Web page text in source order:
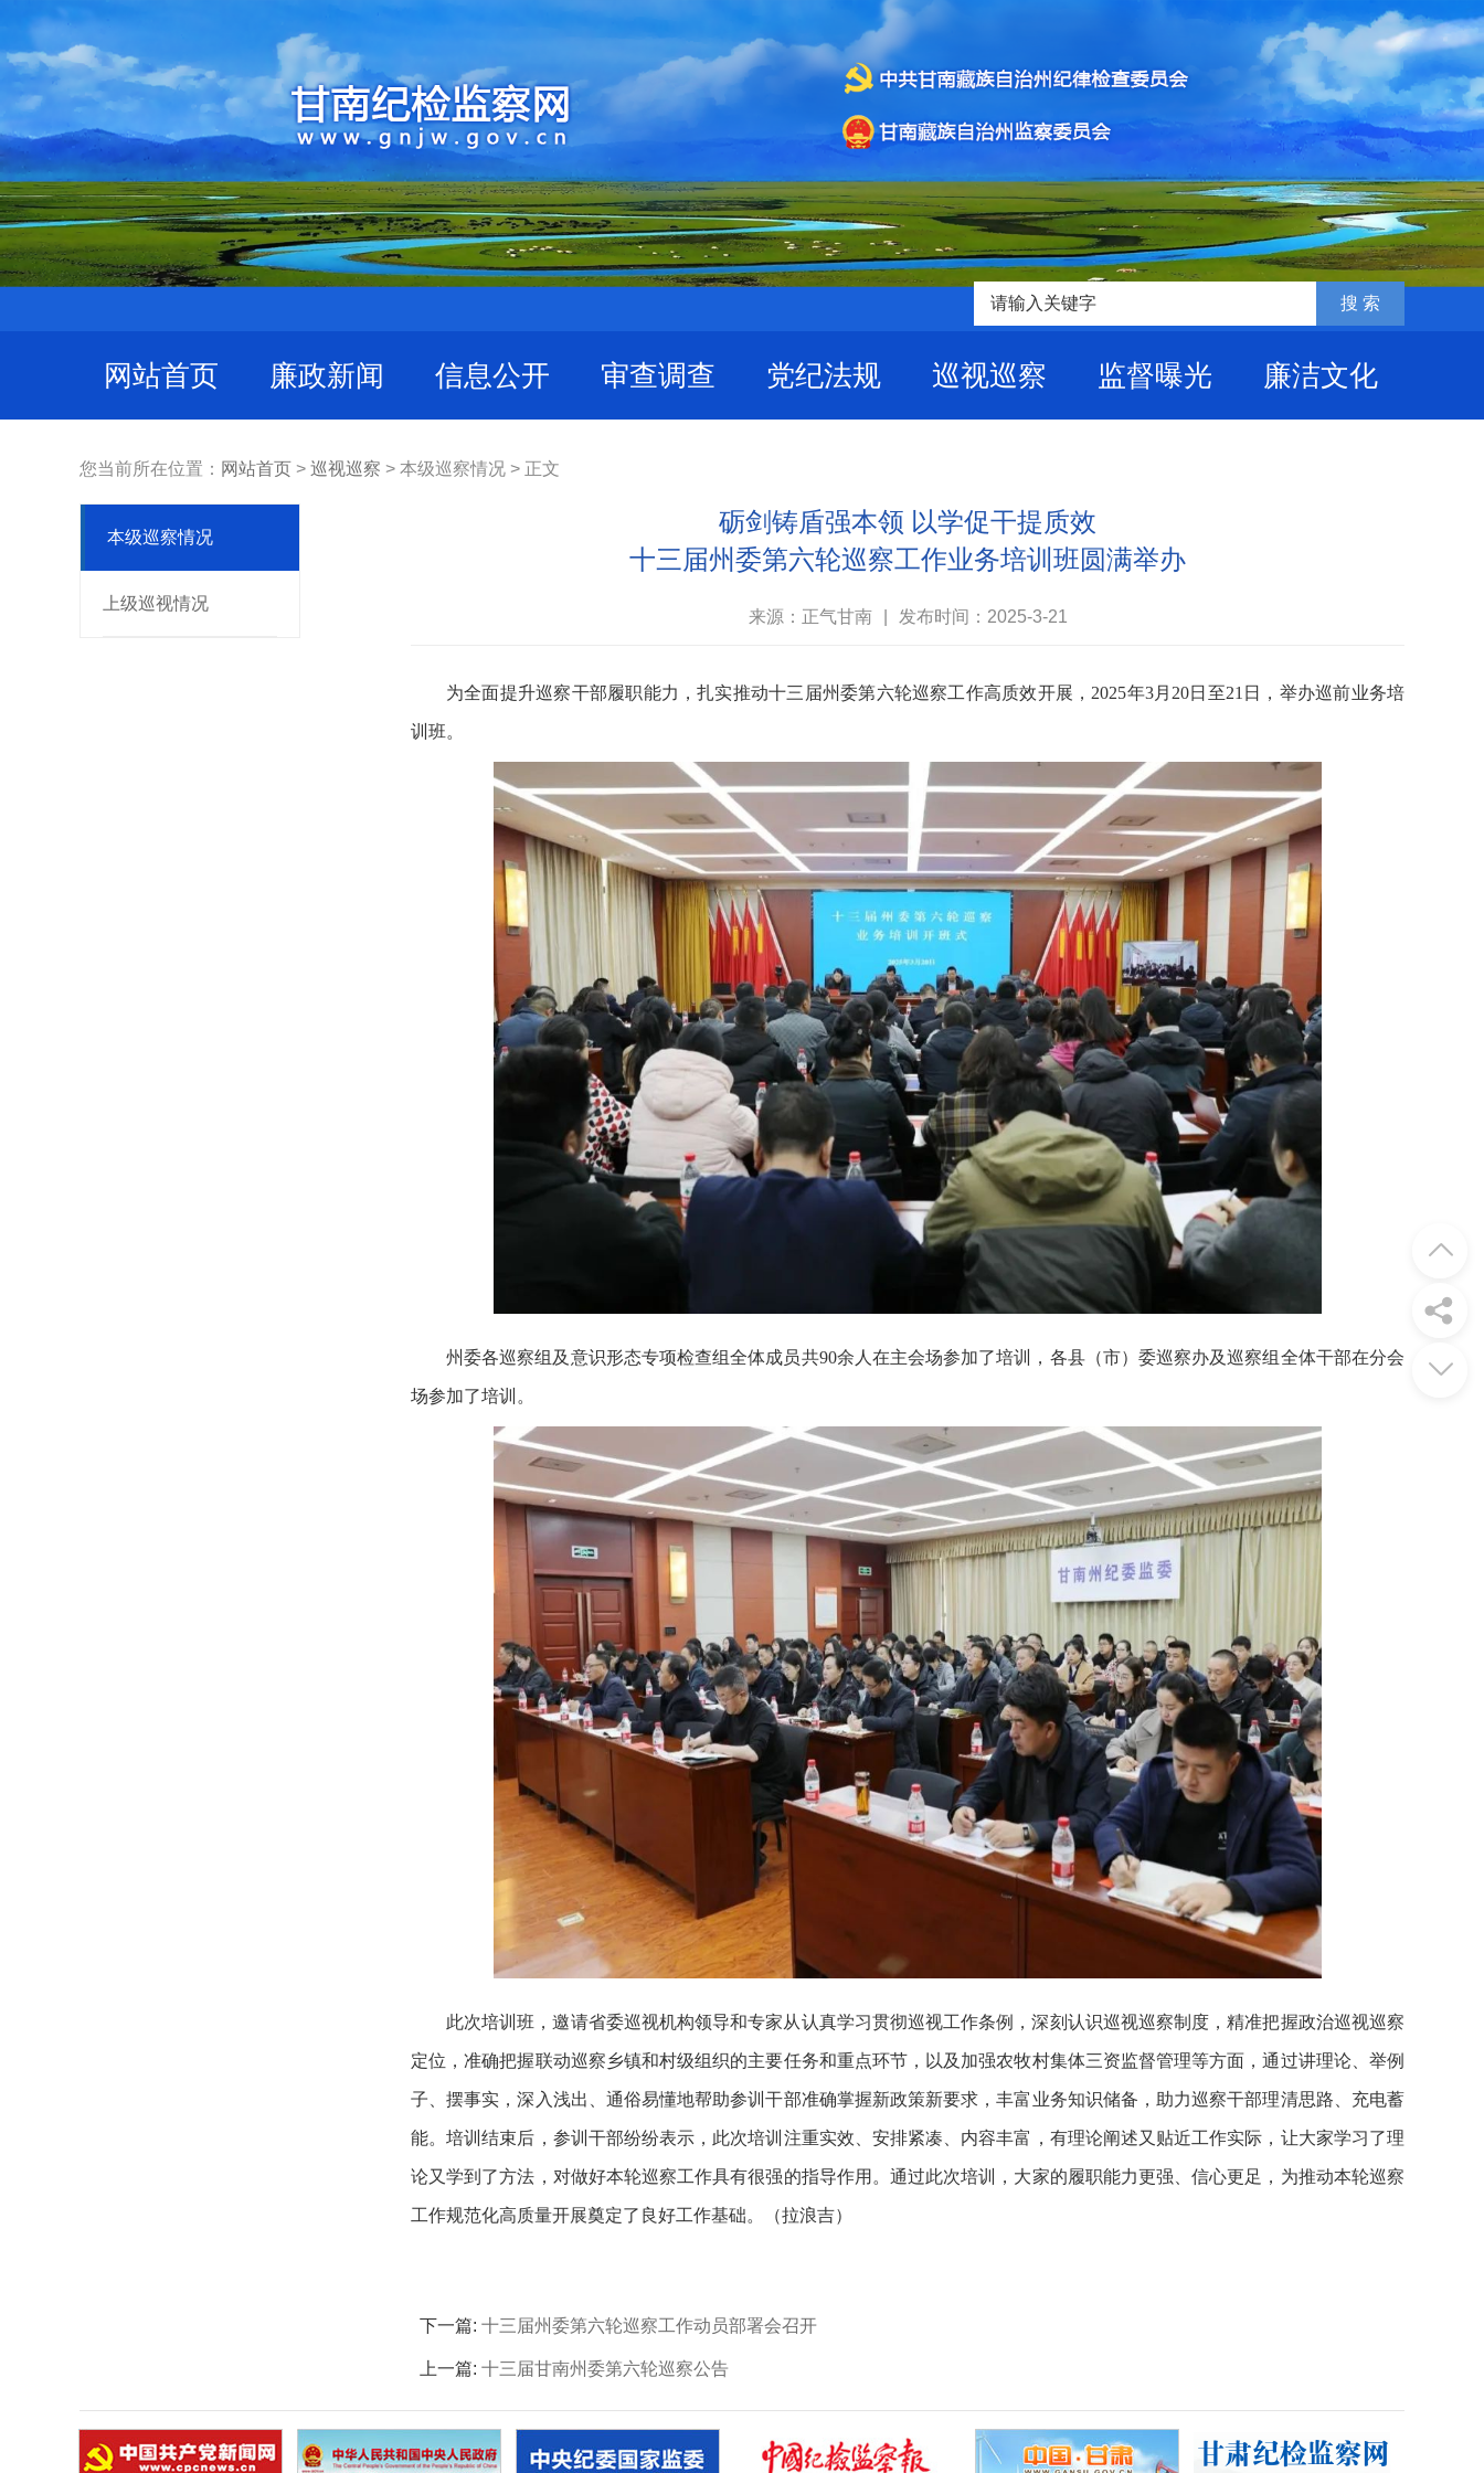
网站首页 廉政新闻 信息公开 审查调查 党纪法规 巡视巡察 监督曝光 廉洁文化
您当前所在位置： 网站首页 > 巡视巡察 > 本级巡察情况 > 正文
本级巡察情况
上级巡视情况
砺剑铸盾强本领 以学促干提质效
十三届州委第六轮巡察工作业务培训班圆满举办
来源：正气甘南 发布时间：2025-3-21
为全面提升巡察干部履职能力，扎实推动十三届州委第六轮巡察工作高质效开展， 2025年3月20日至21日，举办巡前业务培
训班。
州委各巡察组及意识形态专项检查组全体成员共90余人在主会场参加了培训，各县（市）委巡察办及巡察组全体干部在分会
场参加了培训。
此次培训班，邀请省委巡视机构领导和专家从认真学习贯彻巡视工作条例，深刻认识巡视巡察制度，精准把握政治巡视巡察
定位，准确把握联动巡察乡镇和村级组织的主要任务和重点环节，以及加强农牧村集体三资监督管理等方面，通过讲理论、举例
子、摆事实，深入浅出、通俗易懂地帮助参训干部准确掌握新政策新要求，丰富业务知识储备，助力巡察干部理清思路、充电蓄
能。培训结束后，参训干部纷纷表示，此次培训注重实效、安排紧凑、内容丰富，有理论阐述又贴近工作实际，让大家学习了理
论又学到了方法，对做好本轮巡察工作具有很强的指导作用。通过此次培训，大家的履职能力更强、信心更足，为推动本轮巡察
工作规范化高质量开展奠定了良好工作基础。（拉浪吉）
下一篇: 十三届州委第六轮巡察工作动员部署会召开
上一篇: 十三届甘南州委第六轮巡察公告